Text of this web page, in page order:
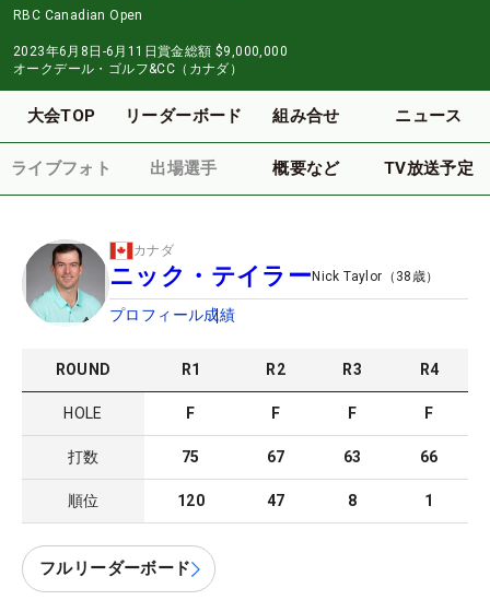
RBC Canadian Open
2023年6月8日-6月11日賞金総額 $9,000,000
オークデール・ゴルフ&CC（カナダ）
大会TOP リーダーボード 組み合せ ニュース
ライブフォト 出場選手 概要など TV放送予定
カナダ
ニック・テイラーNick Taylor （ 38 歳）
プロフィール成績
ROUND R1 R2 R3 R4
HOLE F F F F
打数 75 67 63 66
順位 120 47 8 1
フルリーダーボード